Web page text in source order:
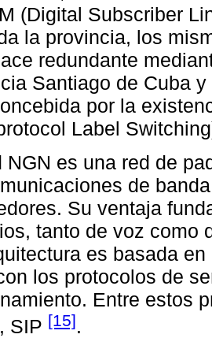
(Digital Subscriber
la provincia, los
redundante
Santiago de Cuba
por la
Label
NGN es una red de
de
Su ventaja
tanto de voz como
es basada
los protocolos de
Entre estos
SIP [15].